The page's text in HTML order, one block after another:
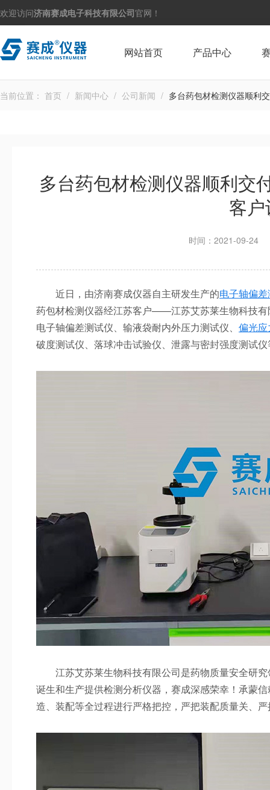
欢迎访问济南赛成电子科技有限公司官网！
网站首页 产品中心
当前位置： 首页 / 新闻中心 / 公司新闻 / 多台药包材检测仪器顺利
多台药包材检测仪器顺利
客
时间：2021-09-24
近日，由济南赛成仪器自主研发生产的电子轴偏
药包材检测仪器经江苏客户——江苏艾苏莱生物科技
电子轴偏差测试仪、输液袋耐内外压力测试仪、 偏光
破度测试仪、落球冲击试验仪、泄露与密封强度测试
江苏艾苏莱生物科技有限公司是药物质量安全研究
诞生和生产提供检测分析仪器，赛成深感荣幸！承蒙
造、装配等全过程进行严格把控，严把装配质量关、